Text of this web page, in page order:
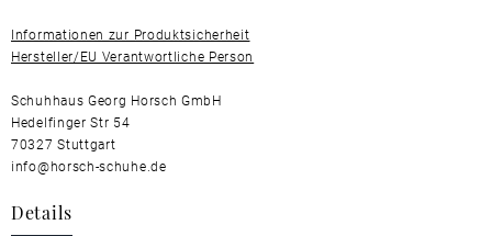
Informationen zur Produktsicherheit
Hersteller/EU Verantwortliche Person
Schuhhaus Georg Horsch GmbH
Hedelfinger Str 54
70327 Stuttgart
info@horsch-schuhe.de
Details